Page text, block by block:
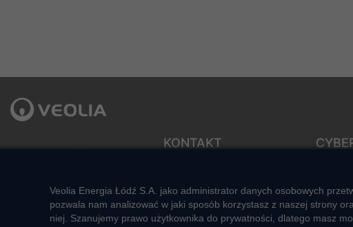
Veolia Energia Łódź S.A.
Social media:
KONTAKT
Kompleksowa obsługa Klienta:
pon. – pt. godz. 7:00 – 16:00
ZGŁOŚ
Veolia Energia Łódź S.A. jako administrator danych osobowych
pozwala nam analizować w jaki sposób korzystasz z naszej strony
niej. Szanujemy prawo użytkownika do prywatności, dlatego masz